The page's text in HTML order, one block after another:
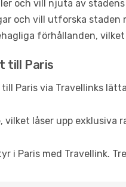
och vill njuta av
och vill utforska staden
förhållanden,
till Paris
Paris via Travellinks
låser upp
i Paris med Travellink.